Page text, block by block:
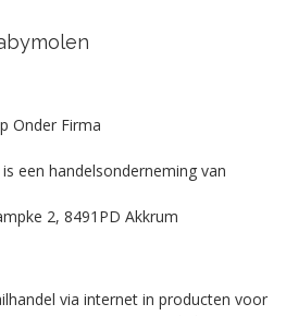
Onder Firma
een handelsonderneming van
2, 8491PD Akkrum
via internet in producten voor